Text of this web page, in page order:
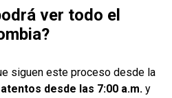
ver todo el
siguen este proceso desde la
desde las 7:00 a.m. y